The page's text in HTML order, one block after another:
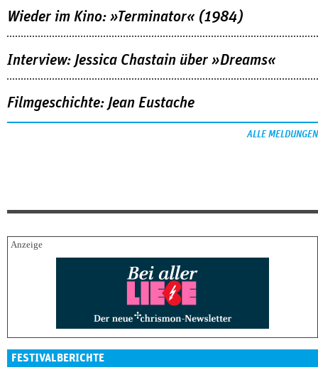
Wieder im Kino: »Terminator« (1984)
Interview: Jessica Chastain über »Dreams«
Filmgeschichte: Jean Eustache
ALLE MELDUNGEN
FESTIVALBERICHTE